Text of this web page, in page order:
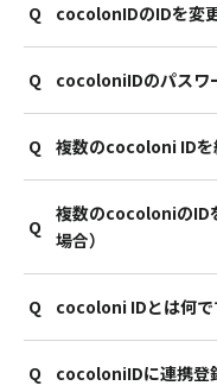
外部アカウント連携（
cocoloni IDからは退会
my cocoloni IDの「退会
Q
cocolonIDのIDを変
ocoloni IDにご登録時の
でログイン後、ページ
カウント情報の変更」
報を変更してください。
Q
cocoloniIDのパスワ
cocoloni IDにご登録時
でログイン後、ページ
「変更する」ボタンか
クセスいただき、パスワ
Q
複数のcocoloni IDを
複数のcocoloni IDをお
です。
「cocoloni IDの統合」
いIDの入力はこちら部
力後、「ログインする
Q
複数のcocoloniのID
場合）
同一IDの統合はできませ
また、エラー表示があ
ページ下部「お問い合
ださい。
Q
cocoloni IDとは何で
「cocoloni ID」は
Q
cocoloniIDに連携登